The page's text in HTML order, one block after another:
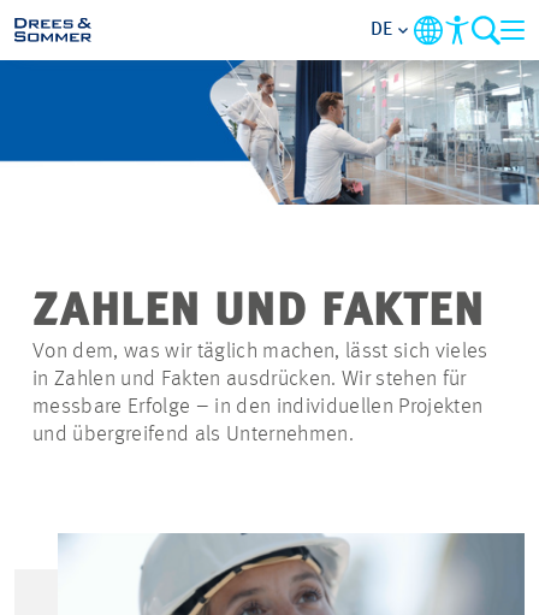
MARKETS
SERVICES
IM FOKUS
KARRIERE
KONTAKT
DE
ZAHLEN UND FAKTEN
Von dem, was wir täglich machen, lässt sich vieles
in Zahlen und Fakten ausdrücken. Wir stehen für
messbare Erfolge – in den individuellen Projekten
und übergreifend als Unternehmen.